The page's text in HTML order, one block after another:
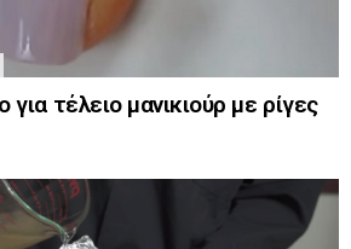
τέλειο μανικιούρ με ρίγες